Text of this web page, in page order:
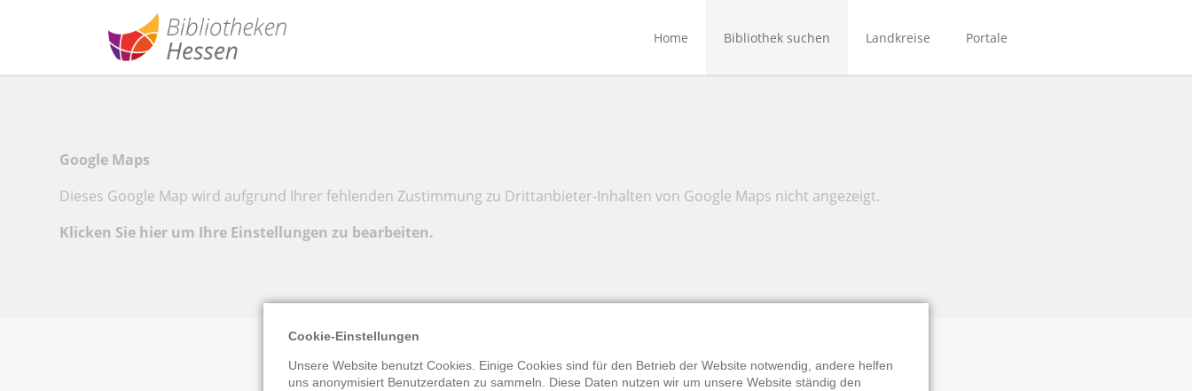
Home Bibliothek suchen Landkreise Portale
NordhessenBIB
Google Maps
Dieses Google Map wird aufgrund Ihrer fehlenden Zustimmung zu Drittanbieter-Inhalten von Google Maps nicht angezeigt.
Klicken Sie hier um Ihre Einstellungen zu bearbeiten.
Cookie-Einstellungen
Unsere Website benutzt Cookies. Einige Cookies sind für den Betrieb der Website notwendig, andere helfen
uns anonymisiert Benutzerdaten zu sammeln. Diese Daten nutzen wir um unsere Website ständig den